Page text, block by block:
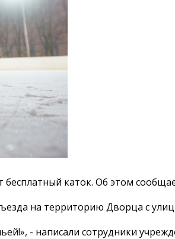
каток. Об этом
на территорию Дворца с
- написали сотрудники